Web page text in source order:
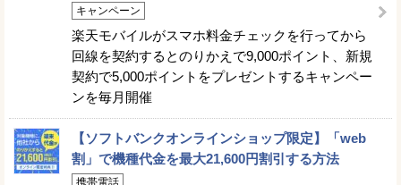
キャンペーン
楽天モバイルがスマホ料金チェックを行ってから
回線を契約するとのりかえで9,000ポイント、新規
契約で5,000ポイントをプレゼントするキャンペー
ンを毎月開催
【ソフトバンクオンラインショップ限定】「web
割」で機種代金を最大21,600円割引する方法
携帯電話